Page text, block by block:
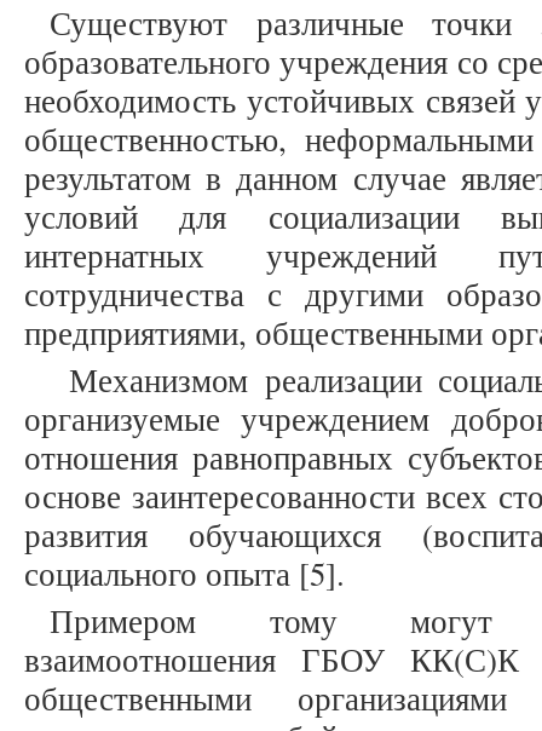
Существуют различные точки
образовательного учреждения со
необходимость устойчивых
общественностью,
результатом в данном случае
условий для социализации
интернатных учреждений
сотрудничества с другими
предприятиями, общественными
Механизмом реализации
организуемые учреждением
отношения равноправных
основе заинтересованности всех
развития обучающихся
социального опыта [5].
Примером тому могут
взаимоотношения ГБОУ
общественными